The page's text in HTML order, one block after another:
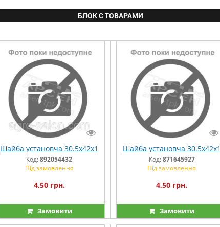
БЛОК С ТОВАРАМИ
Шайба установча 30.5х42х1
Код:892054432
Під замовлення
4,50 грн.
Замовити
Шайба установча 30.5х42х1
Код:871645927
Під замовлення
4,50 грн.
Замовити